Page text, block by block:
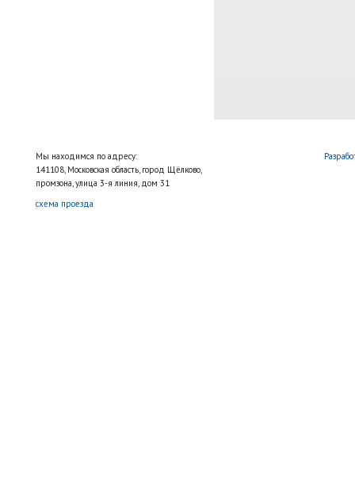
Мы находимся по адресу:
141108, Московская область, город Щёлково,
промзона, улица 3-я линия, дом 31
схема проезда